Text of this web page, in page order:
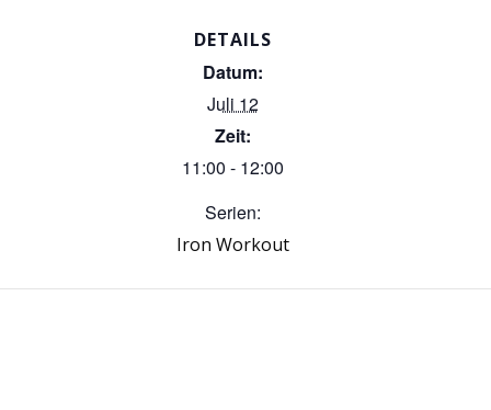
DETAILS
Datum:
Juli 12
Zeit:
11:00 - 12:00
Serien:
Iron Workout